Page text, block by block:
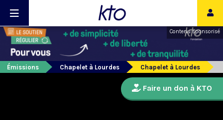
Contenu sponsorisé
Émissions Chapelet à Lourdes Chapelet à Lourdes
Faire un don à KTO